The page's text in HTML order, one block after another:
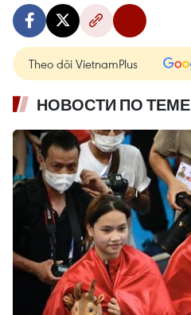
Theo dõi VietnamPlus
НОВОСТИ ПО ТЕМЕ